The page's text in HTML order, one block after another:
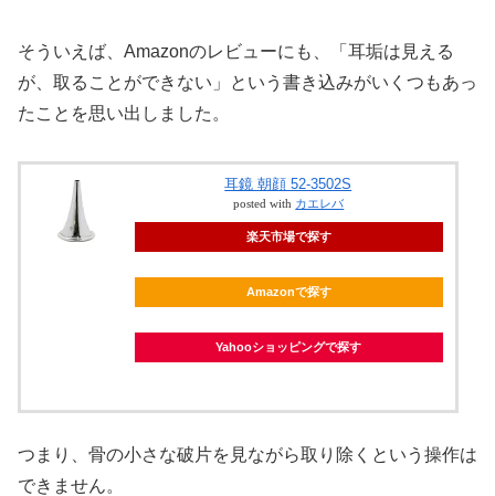
そういえば、Amazonのレビューにも、「耳垢は見える
が、取ることができない」という書き込みがいくつもあっ
たことを思い出しました。
耳鏡 朝顔 52-3502S
posted with カエレバ
楽天市場で探す
Amazonで探す
Yahooショッピングで探す
つまり、骨の小さな破片を見ながら取り除くという操作は
できません。